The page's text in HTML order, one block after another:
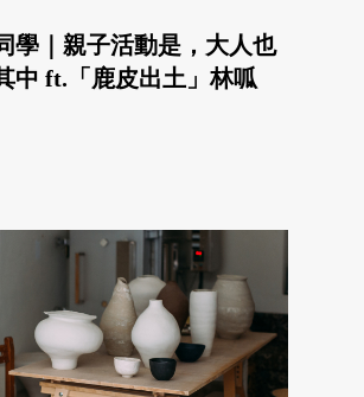
學｜親子活動是，大人也
中 ft.「鹿皮出土」林呱